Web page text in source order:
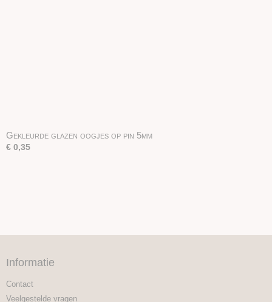
Gekleurde glazen oogjes op pin 5mm
€ 0,35
Informatie
Contact
Veelgestelde vragen